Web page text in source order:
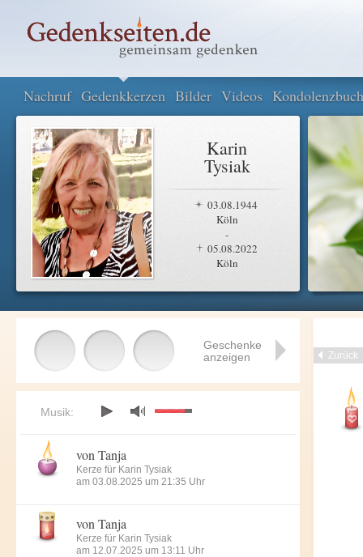
Nachruf Gedenkkerzen Bilder Videos Kondolenzbuch
Karin
Tysiak
03.08.1944
Köln
-
05.08.2022
Köln
Zurück
Geschenke
anzeigen
Musik:
von Tanja
Kerze für Karin Tysiak
am 03.08.2025 um 21:35 Uhr
von Tanja
Kerze für Karin Tysiak
am 12.07.2025 um 13:11 Uhr